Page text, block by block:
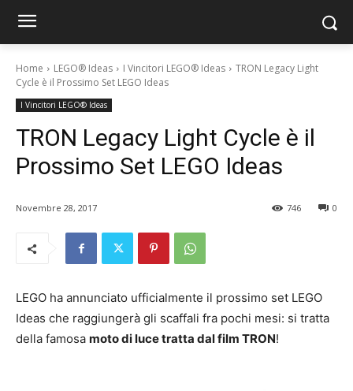
Home LEGO® Ideas I Vincitori LEGO® Ideas
TRON Legacy Light
Cycle è il Prossimo Set LEGO Ideas
I Vincitori LEGO® Ideas
TRON Legacy Light Cycle è il
Prossimo Set LEGO Ideas
Novembre 28, 2017 0
746
LEGO ha annunciato ufficialmente il prossimo set LEGO
Ideas che raggiungerà gli scaffali fra pochi mesi: si tratta
della famosa moto di luce tratta dal film TRON!